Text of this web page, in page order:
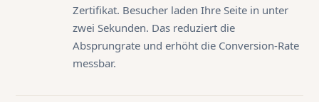
Zertifikat. Besucher laden Ihre Seite in unter
zwei Sekunden. Das reduziert die
Absprungrate und erhöht die Conversion-Rate
messbar.